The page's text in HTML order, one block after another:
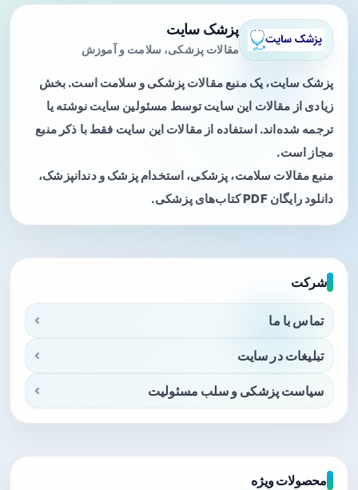
پزشک سایت
مقالات پزشکی، سلامت و آموزش
پزشک سایت، یک منبع مقالات پزشکی و سلامت است. بخش
زیادی از مقالات این سایت توسط مسئولین سایت نوشته یا
ترجمه شده‌اند. استفاده از مقالات این سایت فقط با ذکر منبع
مجاز است.
منبع مقالات سلامت، پزشکی، استخدام پزشک و دندانپزشک،
دانلود رایگان PDF کتاب‌های پزشکی.
شرکت
تماس با ما
تبلیغات در سایت
سیاست پزشکی و سلب مسئولیت
محصولات ویژه